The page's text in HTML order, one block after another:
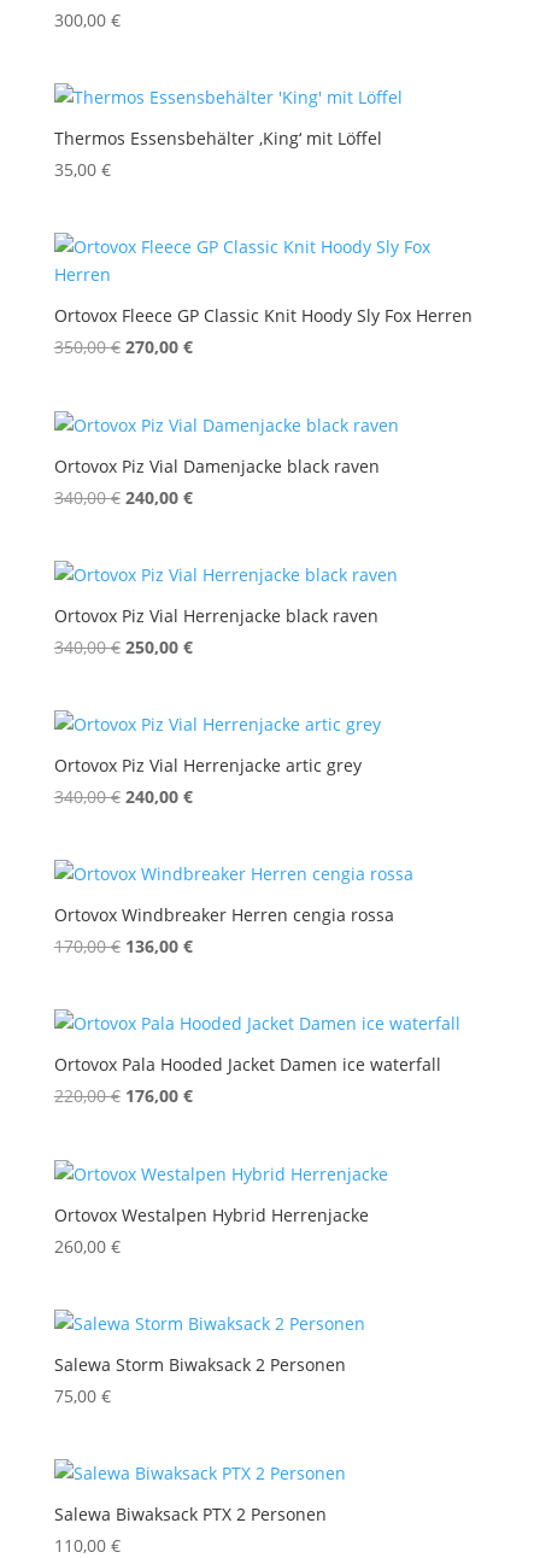
300,00 €
Thermos Essensbehälter ‚King‘ mit Löffel
35,00 €
Ortovox Fleece GP Classic Knit Hoody Sly Fox Herren
350,00€ Ursprünglicher
350,00 €
270,00 €Aktueller
270,00 €.
Ortovox Piz Vial Damenjacke black raven
340,00€ Ursprünglicher
340,00 €
240,00 €Aktueller
240,00 €.
Ortovox Piz Vial Herrenjacke black raven
340,00€ Ursprünglicher
340,00 €
250,00 €Aktueller
250,00 €.
Ortovox Piz Vial Herrenjacke artic grey
340,00€ Ursprünglicher
340,00 €
240,00 €Aktueller
240,00 €.
Ortovox Windbreaker Herren cengia rossa
170,00€ Ursprünglicher
170,00 €
136,00 €Aktueller
136,00 €.
Ortovox Pala Hooded Jacket Damen ice waterfall
220,00€ Ursprünglicher
220,00 €
176,00 €Aktueller
176,00 €.
Ortovox Westalpen Hybrid Herrenjacke
260,00 €
Salewa Storm Biwaksack 2 Personen
75,00 €
Salewa Biwaksack PTX 2 Personen
110,00 €